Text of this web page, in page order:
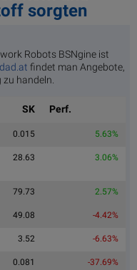
sorgten
Robots BSNgine ist
findet man Angebote,
handeln.
SK Perf.
0.015 5.63%
28.63 3.06%
79.73 2.57%
49.08 -4.42%
3.52 -6.63%
0.081 -37.69%